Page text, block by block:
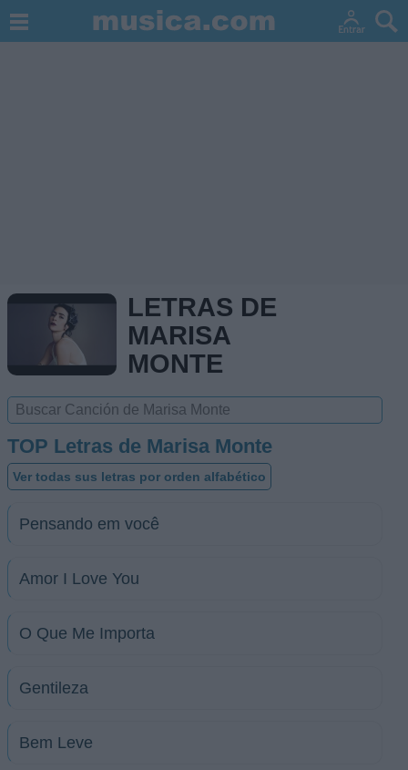
LETRAS DE
MARISA
MONTE
TOP Letras de Marisa Monte
Ver todas sus letras por orden alfabético
Pensando em você
Amor I Love You
O Que Me Importa
Gentileza
Bem Leve